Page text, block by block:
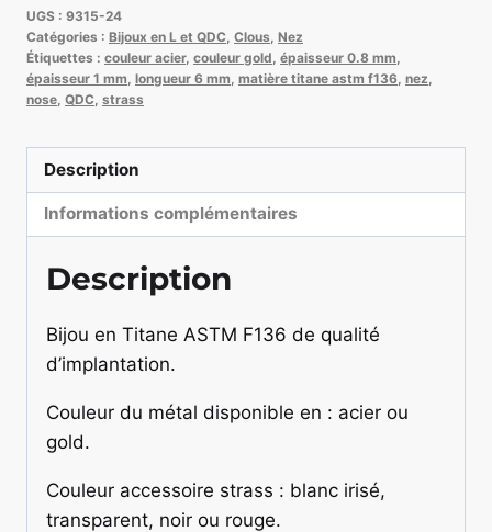
bijou
de
nez
Titane
avec
strass
Marquise
UGS : 9315-24
Catégories : Bijoux en L et QDC, Clous, Nez
Étiquettes : couleur acier, couleur gold, épaisseur 0.8 mm,
épaisseur 1 mm, longueur 6 mm, matière titane astm f136, nez,
nose, QDC, strass
Description
Informations complémentaires
Description
Bijou en Titane ASTM F136 de qualité
d’implantation.
Couleur du métal disponible en : acier ou
gold.
Couleur accessoire strass : blanc irisé,
transparent, noir ou rouge.